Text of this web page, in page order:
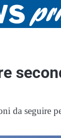
da seguire